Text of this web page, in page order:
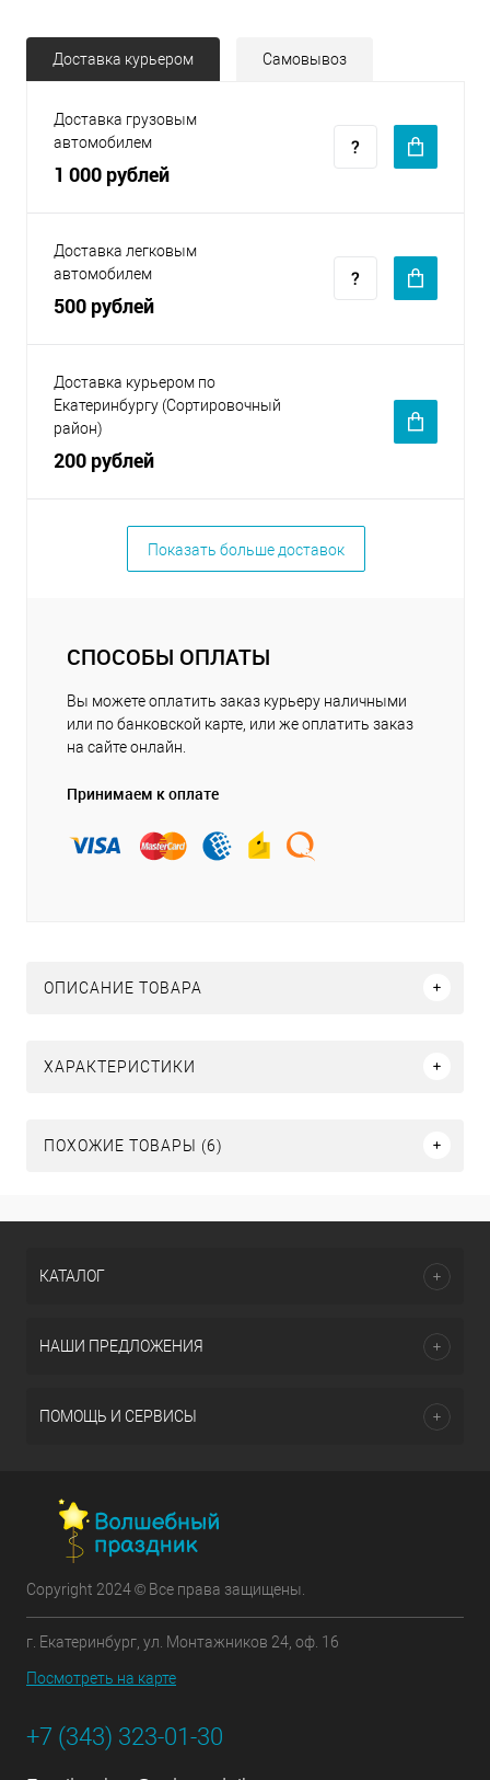
Доставка курьером Самовывоз
Доставка грузовым
автомобилем
1 000 рублей
Доставка легковым
автомобилем
500 рублей
Доставка курьером по
Екатеринбургу (Сортировочный
район)
200 рублей
Показать больше доставок
СПОСОБЫ ОПЛАТЫ
Вы можете оплатить заказ курьеру наличными
или по банковской карте, или же оплатить заказ
на сайте онлайн.
Принимаем к оплате
ОПИСАНИЕ ТОВАРА
ХАРАКТЕРИСТИКИ
ПОХОЖИЕ ТОВАРЫ (6)
КАТАЛОГ
НАШИ ПРЕДЛОЖЕНИЯ
ПОМОЩЬ И СЕРВИСЫ
Copyright 2024 © Все права защищены.
г. Екатеринбург, ул. Монтажников 24, оф. 16
Посмотреть на карте
+7 (343) 323-01-30